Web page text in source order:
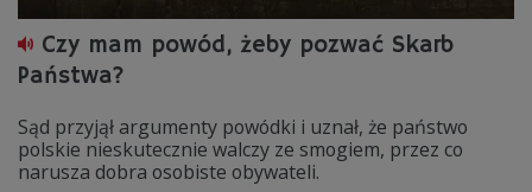
Czy mam powód, żeby pozwać Skarb
Państwa?
Sąd przyjął argumenty powódki i uznał, że państwo
polskie nieskutecznie walczy ze smogiem, przez co
narusza dobra osobiste obywateli.